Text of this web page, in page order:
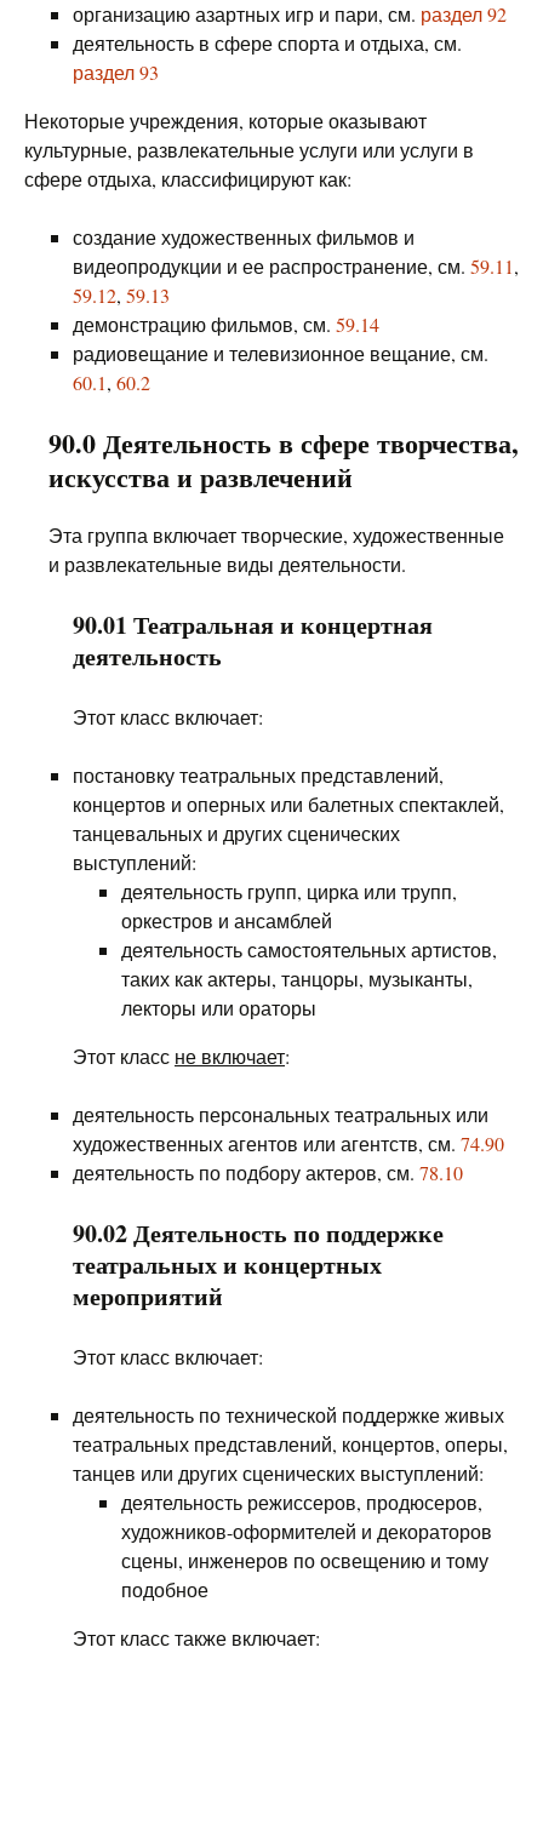
организацию азартных игр и пари, см. раздел 92
деятельность в сфере спорта и отдыха, см.
раздел 93
Некоторые учреждения, которые оказывают
культурные, развлекательные услуги или услуги в
сфере отдыха, классифицируют как:
создание художественных фильмов и
видеопродукции и ее распространение, см. 59.11,
59.12, 59.13
демонстрацию фильмов, см. 59.14
радиовещание и телевизионное вещание, см.
60.1, 60.2
90.0 Деятельность в сфере творчества,
искусства и развлечений
Эта группа включает творческие, художественные
и развлекательные виды деятельности.
90.01 Театральная и концертная
деятельность
Этот класс включает:
постановку театральных представлений,
концертов и оперных или балетных спектаклей,
танцевальных и других сценических
выступлений:
деятельность групп, цирка или трупп,
оркестров и ансамблей
деятельность самостоятельных артистов,
таких как актеры, танцоры, музыканты,
лекторы или ораторы
Этот класс не включает:
деятельность персональных театральных или
художественных агентов или агентств, см. 74.90
деятельность по подбору актеров, см. 78.10
90.02 Деятельность по поддержке
театральных и концертных
мероприятий
Этот класс включает:
деятельность по технической поддержке живых
театральных представлений, концертов, оперы,
танцев или других сценических выступлений:
деятельность режиссеров, продюсеров,
художников-оформителей и декораторов
сцены, инженеров по освещению и тому
подобное
Этот класс также включает: